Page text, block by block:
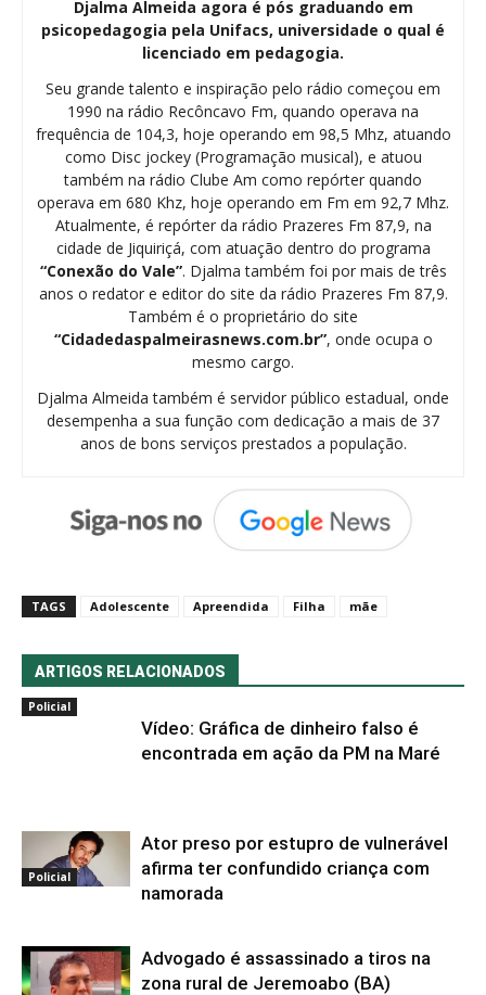
Djalma Almeida agora é pós graduando em
psicopedagogia pela Unifacs, universidade o qual é
licenciado em pedagogia.
Seu grande talento e inspiração pelo rádio começou em
1990 na rádio Recôncavo Fm, quando operava na
frequência de 104,3, hoje operando em 98,5 Mhz, atuando
como Disc jockey (Programação musical), e atuou
também na rádio Clube Am como repórter quando
operava em 680 Khz, hoje operando em Fm em 92,7 Mhz.
Atualmente, é repórter da rádio Prazeres Fm 87,9, na
cidade de Jiquiriçá, com atuação dentro do programa
“Conexão do Vale”. Djalma também foi por mais de três
anos o redator e editor do site da rádio Prazeres Fm 87,9.
Também é o proprietário do site
“Cidadedaspalmeirasnews.com.br”, onde ocupa o
mesmo cargo.
Djalma Almeida também é servidor público estadual, onde
desempenha a sua função com dedicação a mais de 37
anos de bons serviços prestados a população.
TAGS Adolescente Apreendida Filha mãe
ARTIGOS RELACIONADOS
Policial
Vídeo: Gráfica de dinheiro falso é
encontrada em ação da PM na Maré
Policial
Ator preso por estupro de vulnerável
afirma ter confundido criança com
namorada
Advogado é assassinado a tiros na
zona rural de Jeremoabo (BA)